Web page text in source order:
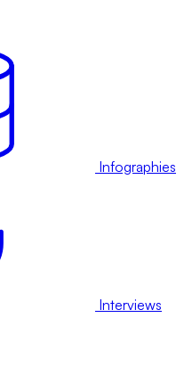
Infographies
Interviews